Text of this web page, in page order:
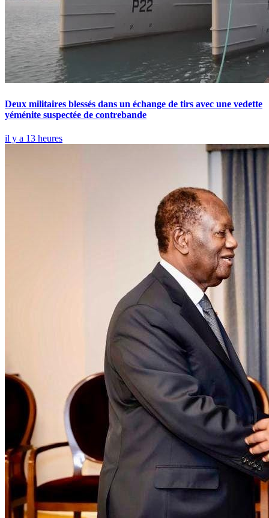
Deux militaires blessés dans un échange de tirs avec une vedette
yéménite suspectée de contrebande
il y a 13 heures